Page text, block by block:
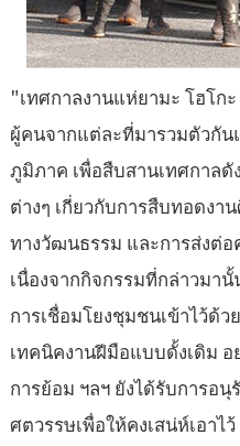
"เทศกาลงานแห่ยามะ โฮโก
ผู้คนจากแต่ละที่มารวมตัวกั
ภูมิภาค เพื่อสืบสานเทศกาลดั
ต่างๆ เกี่ยวกับการสืบทอดง
ทางวัฒนธรรม และการส่งต่
เนื่องจากกิจกรรมที่กล่าวม
การเชื่อมโยงชุมชนเข้าไว้ด้
เทคนิคงานฝีมือแบบดั้งเดิม อ
การย้อม ฯลฯ ยังได้รับการอ
ศตวรรษเพื่อให้คงเสน่ห์เอาไ